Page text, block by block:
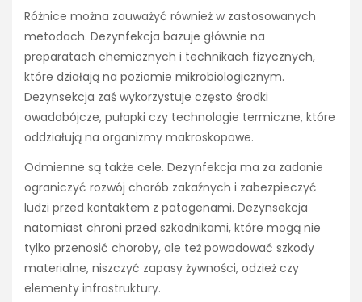
Różnice można zauważyć również w zastosowanych
metodach. Dezynfekcja bazuje głównie na
preparatach chemicznych i technikach fizycznych,
które działają na poziomie mikrobiologicznym.
Dezynsekcja zaś wykorzystuje często środki
owadobójcze, pułapki czy technologie termiczne, które
oddziałują na organizmy makroskopowe.
Odmienne są także cele. Dezynfekcja ma za zadanie
ograniczyć rozwój chorób zakaźnych i zabezpieczyć
ludzi przed kontaktem z patogenami. Dezynsekcja
natomiast chroni przed szkodnikami, które mogą nie
tylko przenosić choroby, ale też powodować szkody
materialne, niszczyć zapasy żywności, odzież czy
elementy infrastruktury.